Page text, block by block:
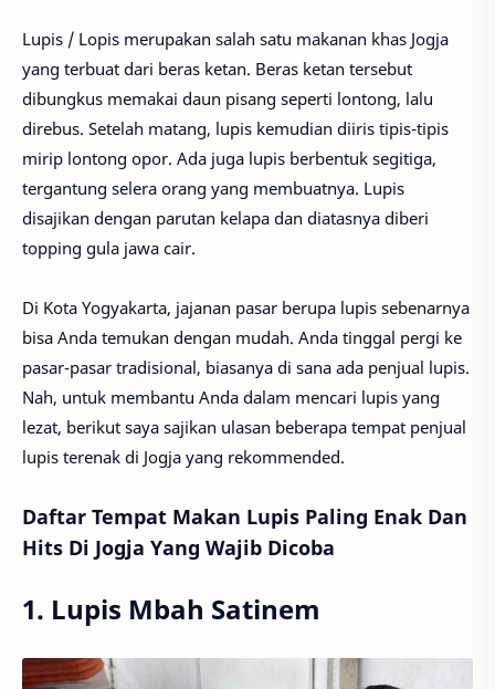
Lupis / Lopis merupakan salah satu makanan khas Jogja
yang terbuat dari beras ketan. Beras ketan tersebut
dibungkus memakai daun pisang seperti lontong, lalu
direbus. Setelah matang, lupis kemudian diiris tipis-tipis
mirip lontong opor. Ada juga lupis berbentuk segitiga,
tergantung selera orang yang membuatnya. Lupis
disajikan dengan parutan kelapa dan diatasnya diberi
topping gula jawa cair.
Di Kota Yogyakarta, jajanan pasar berupa lupis sebenarnya
bisa Anda temukan dengan mudah. Anda tinggal pergi ke
pasar-pasar tradisional, biasanya di sana ada penjual lupis.
Nah, untuk membantu Anda dalam mencari lupis yang
lezat, berikut saya sajikan ulasan beberapa tempat penjual
lupis terenak di Jogja yang rekommended.
Daftar Tempat Makan Lupis Paling Enak Dan
Hits Di Jogja Yang Wajib Dicoba
1. Lupis Mbah Satinem